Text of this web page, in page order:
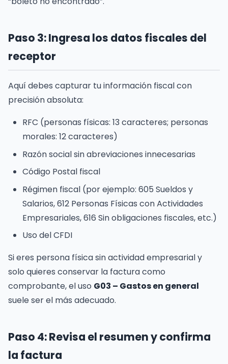
Paso 3: Ingresa los datos fiscales del
receptor
Aquí debes capturar tu información fiscal con
precisión absoluta:
RFC (personas físicas: 13 caracteres; personas
morales: 12 caracteres)
Razón social sin abreviaciones innecesarias
Código Postal fiscal
Régimen fiscal (por ejemplo: 605 Sueldos y
Salarios, 612 Personas Físicas con Actividades
Empresariales, 616 Sin obligaciones fiscales, etc.)
Uso del CFDI
Si eres persona física sin actividad empresarial y
solo quieres conservar la factura como
comprobante, el uso G03 – Gastos en general
suele ser el más adecuado.
Paso 4: Revisa el resumen y confirma
la factura